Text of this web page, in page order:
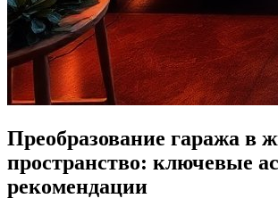
Преобразование гаража в
пространство: ключевые
рекомендации